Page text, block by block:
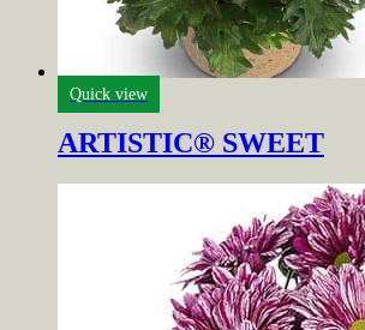
Quick view
ARTISTIC® SWEET